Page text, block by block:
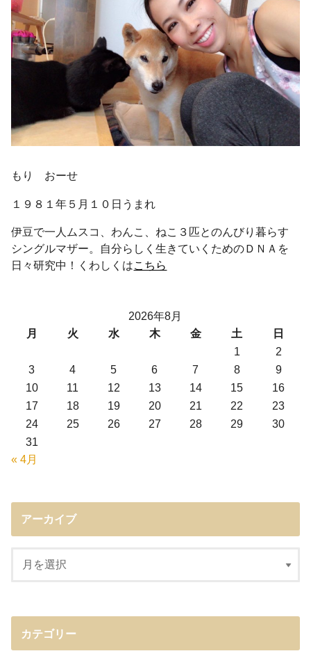
もり おーせ
１９８１年５月１０日うまれ
伊豆で一人ムスコ、わんこ、ねこ３匹とのんびり暮らす
シングルマザー。自分らしく生きていくためのＤＮＡを
日々研究中！くわしくはこちら
2026年8月
月
火 水 木 金 土
日
1
2
3
4 5 6 7 8
9
10
11 12 13 14 15
16
17
18 19 20 21 22
23
24
25 26 27 28 29
30
31
« 4月
アーカイブ
カテゴリー